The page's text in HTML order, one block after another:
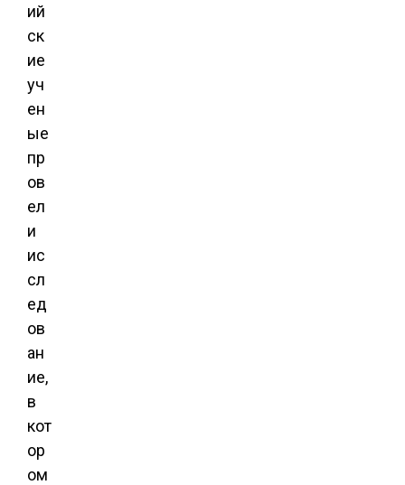
ий
ск
ие
уч
ен
ые
пр
ов
ел
и
ис
сл
ед
ов
ан
ие,
в
кот
ор
ом